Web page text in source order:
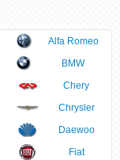
Alfa Romeo
BMW
Chery
Chrysler
Daewoo
Fiat